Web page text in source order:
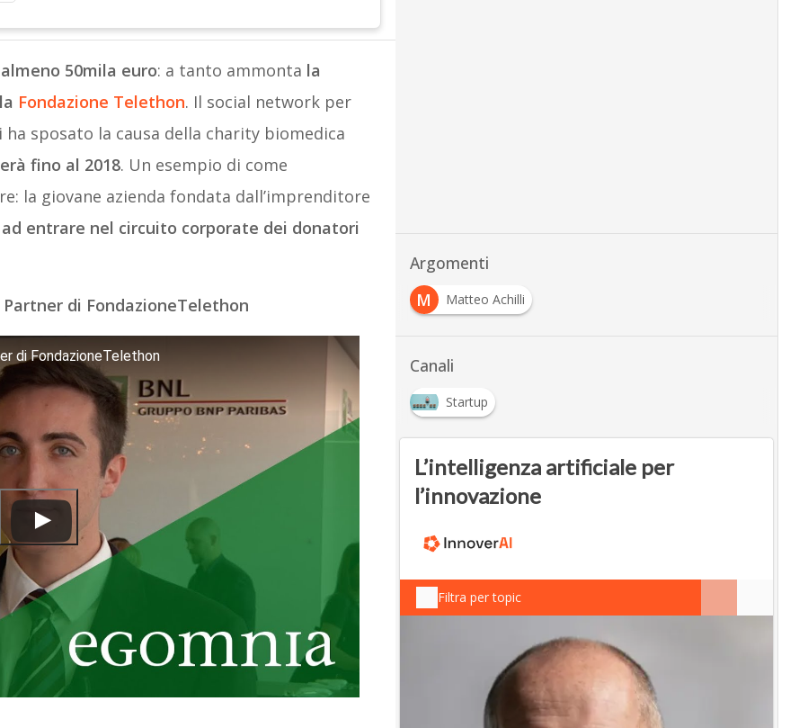
50mila euro: a tanto ammonta la
Fondazione Telethon. Il social network per
sposato la causa della charity biomedica
fino al 2018. Un esempio di come
la giovane azienda fondata dall’imprenditore
entrare nel circuito corporate dei donatori
di FondazioneTelethon
di FondazioneTelethon
Argomenti
M
Matteo Achilli
Canali
Startup
L’intelligenza artificiale per
l’innovazione
Filtra per topic